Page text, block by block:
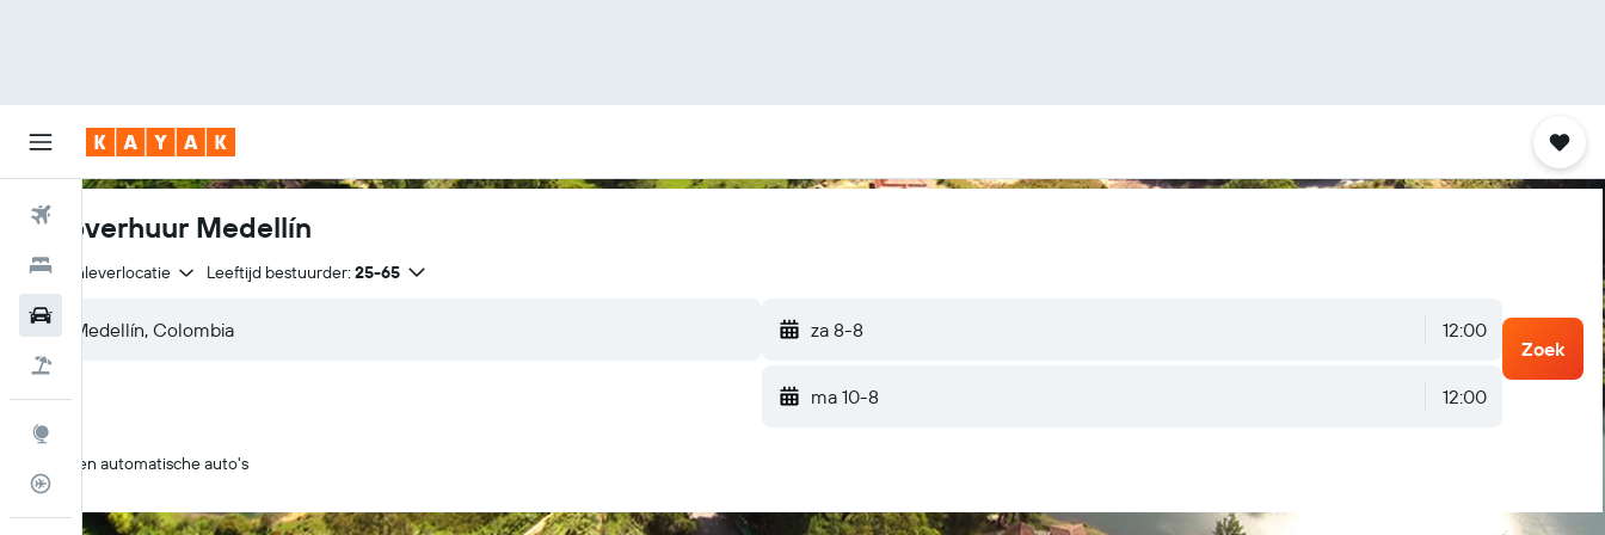
Vliegtickets
Hotels
Autoverhuur Medellín
Zelfde inleverlocatie Leeftijd bestuurder: 25-65
za 8-8 12:00
ma 10-8 12:00
Zoek
Alleen automatische auto's